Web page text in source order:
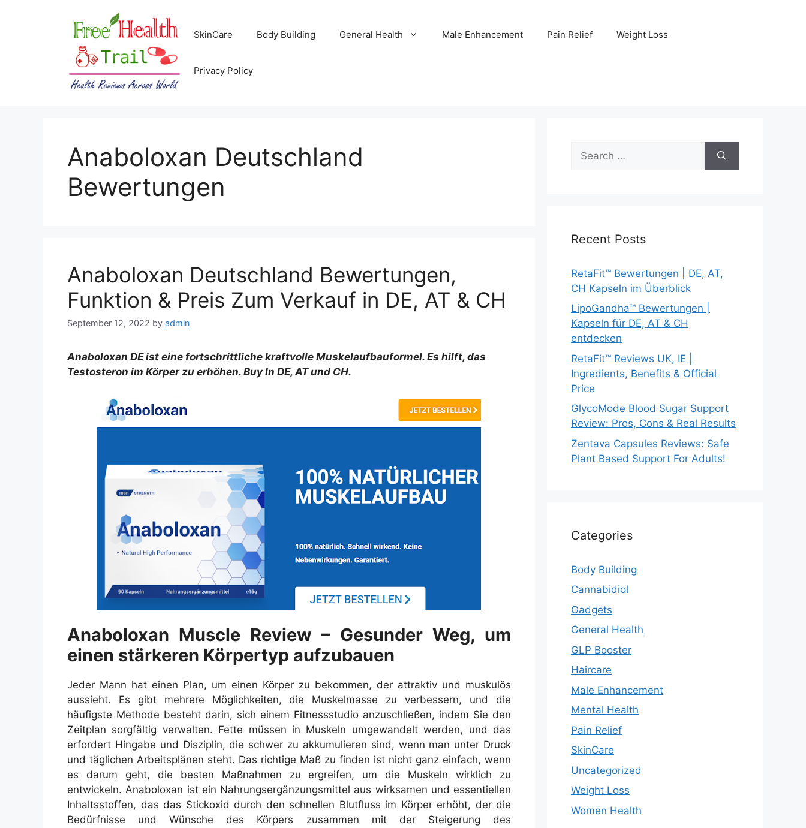
SkinCare Body Building General Health Male Enhancement Pain Relief Weight Loss
Privacy Policy
Anaboloxan Deutschland
Bewertungen
Anaboloxan Deutschland Bewertungen,
Funktion & Preis Zum Verkauf in DE, AT & CH
September 12, 2022 by admin
Anaboloxan DE ist eine fortschrittliche kraftvolle Muskelaufbauformel. Es hilft, das
Testosteron im Körper zu erhöhen. Buy In DE, AT und CH.
Anaboloxan Muscle Review – Gesunder Weg, um
einen stärkeren Körpertyp aufzubauen
Jeder Mann hat einen Plan, um einen Körper zu bekommen, der attraktiv und muskulös
aussieht. Es gibt mehrere Möglichkeiten, die Muskelmasse zu verbessern, und die
häufigste Methode besteht darin, sich einem Fitnessstudio anzuschließen, indem Sie den
Zeitplan sorgfältig verwalten. Fette müssen in Muskeln umgewandelt werden, und das
erfordert Hingabe und Disziplin, die schwer zu akkumulieren sind, wenn man unter Druck
und täglichen Arbeitsplänen steht. Das richtige Maß zu finden ist nicht ganz einfach, wenn
es darum geht, die besten Maßnahmen zu ergreifen, um die Muskeln wirklich zu
entwickeln. Anaboloxan ist ein Nahrungsergänzungsmittel aus wirksamen und essentiellen
Inhaltsstoffen, das das Stickoxid durch den schnellen Blutfluss im Körper erhöht, der die
Bedürfnisse und Wünsche des Körpers zusammen mit der Steigerung des
for:
Recent Posts
RetaFit™ Bewertungen | DE, AT,
CH Kapseln im Überblick
LipoGandha™ Bewertungen |
Kapseln für DE, AT & CH
entdecken
RetaFit™ Reviews UK, IE |
Ingredients, Benefits & Official
Price
GlycoMode Blood Sugar Support
Review: Pros, Cons & Real Results
Zentava Capsules Reviews: Safe
Plant Based Support For Adults!
Categories
Body Building
Cannabidiol
Gadgets
General Health
GLP Booster
Haircare
Male Enhancement
Mental Health
Pain Relief
SkinCare
Uncategorized
Weight Loss
Women Health